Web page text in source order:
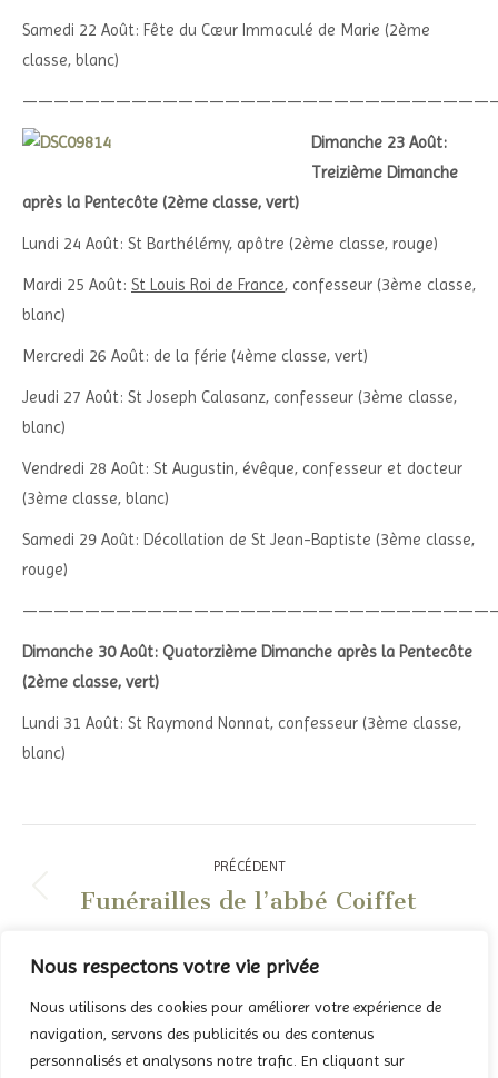
Nous respectons votre vie privée
Nous utilisons des cookies pour améliorer votre expérience de
navigation, servons des publicités ou des contenus
personnalisés et analysons notre trafic. En cliquant sur
Samedi 22 Août: Fête du Cœur Immaculé de Marie (2ème
classe, blanc)
Dimanche 23 Août:
Treizième Dimanche
après la Pentecôte (2ème classe, vert)
Lundi 24 Août: St Barthélémy, apôtre (2ème classe, rouge)
Mardi 25 Août: St Louis Roi de France, confesseur (3ème classe,
blanc)
Mercredi 26 Août: de la férie (4ème classe, vert)
Jeudi 27 Août: St Joseph Calasanz, confesseur (3ème classe,
blanc)
Vendredi 28 Août: St Augustin, évêque, confesseur et docteur
(3ème classe, blanc)
Samedi 29 Août: Décollation de St Jean-Baptiste (3ème classe,
rouge)
Dimanche 30 Août: Quatorzième Dimanche après la Pentecôte
(2ème classe, vert)
Lundi 31 Août: St Raymond Nonnat, confesseur (3ème classe,
blanc)
Navigation
article
PRÉCÉDENT
Article
:
Funérailles de l’abbé Coiffet
SUIVANT